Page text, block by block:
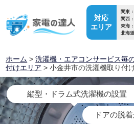
対応
エリア
関東：
関西：
東海：
北海
ホーム >洗濯機・エアコンサービス毎
付けエリア > 小金井市の洗濯機取り付
縦型・ドラム式洗濯機の設置
ドアの脱